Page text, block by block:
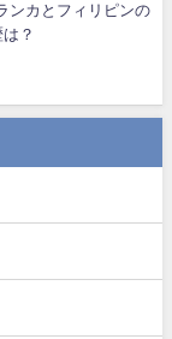
ンカとフィリピンの
？